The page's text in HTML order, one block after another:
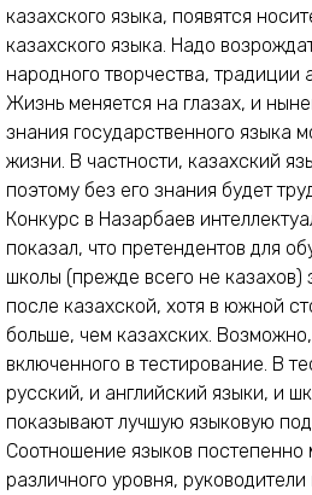
казахского языка, появятся
казахского языка. Надо
народного творчества, традиции
Жизнь меняется на глазах, и
знания государственного языка
жизни. В частности, казахский
поэтому без его знания будет
Конкурс в Назарбаев
показал, что претендентов для
школы (прежде всего не казахов)
после казахской, хотя в южной
больше, чем казахских.
включенного в тестирование. В
русский, и английский языки, и
показывают лучшую языковую
Соотношение языков постепенно
различного уровня,